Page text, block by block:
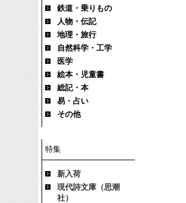
鉄道・乗りもの
人物・伝記
地理・旅行
自然科学・工学
医学
絵本・児童書
総記・本
易・占い
その他
特集
新入荷
現代詩文庫（思潮
社）